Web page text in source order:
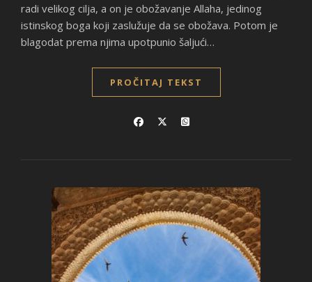
radi velikog cilja, a on je obožavanje Allaha, jedinog
istinskog boga koji zaslužuje da se obožava. Potom je
blagodat prema njima upotpunio šaljući…
PROČITAJ TEKST